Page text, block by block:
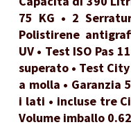
75 KG • 2
Polistirene
UV • Test ISO Pas
superato • Test
a molla • Garanzia
i lati • incluse tre
Volume imballo